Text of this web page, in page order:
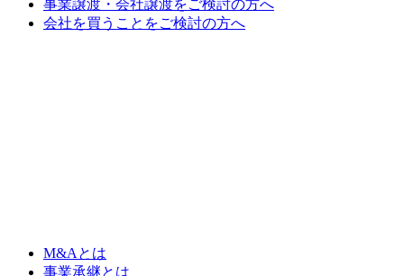
事業譲渡・会社譲渡をご検討の方へ
会社を買うことをご検討の方へ
M&Aとは
事業承継とは